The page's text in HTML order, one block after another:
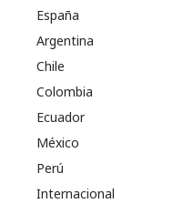
España
Argentina
Chile
Colombia
Ecuador
México
Perú
Internacional